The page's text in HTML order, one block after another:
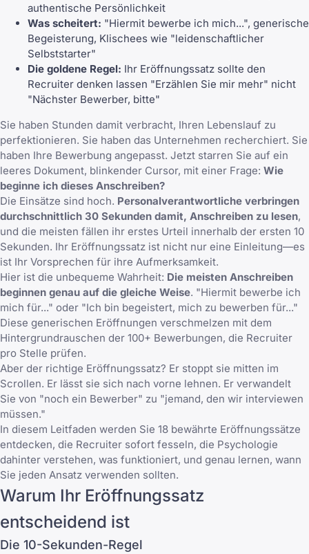
authentische Persönlichkeit
Was scheitert: "Hiermit bewerbe ich mich...", generische
Begeisterung, Klischees wie "leidenschaftlicher
Selbststarter"
Die goldene Regel: Ihr Eröffnungssatz sollte den
Recruiter denken lassen "Erzählen Sie mir mehr" nicht
"Nächster Bewerber, bitte"
Sie haben Stunden damit verbracht, Ihren Lebenslauf zu
perfektionieren. Sie haben das Unternehmen recherchiert. Sie
haben Ihre Bewerbung angepasst. Jetzt starren Sie auf ein
leeres Dokument, blinkender Cursor, mit einer Frage: Wie
beginne ich dieses Anschreiben?
Die Einsätze sind hoch. Personalverantwortliche verbringen
durchschnittlich 30 Sekunden damit, Anschreiben zu lesen,
und die meisten fällen ihr erstes Urteil innerhalb der ersten 10
Sekunden. Ihr Eröffnungssatz ist nicht nur eine Einleitung—es
ist Ihr Vorsprechen für ihre Aufmerksamkeit.
Hier ist die unbequeme Wahrheit: Die meisten Anschreiben
beginnen genau auf die gleiche Weise. "Hiermit bewerbe ich
mich für..." oder "Ich bin begeistert, mich zu bewerben für..."
Diese generischen Eröffnungen verschmelzen mit dem
Hintergrundrauschen der 100+ Bewerbungen, die Recruiter
pro Stelle prüfen.
Aber der richtige Eröffnungssatz? Er stoppt sie mitten im
Scrollen. Er lässt sie sich nach vorne lehnen. Er verwandelt
Sie von "noch ein Bewerber" zu "jemand, den wir interviewen
müssen."
In diesem Leitfaden werden Sie 18 bewährte Eröffnungssätze
entdecken, die Recruiter sofort fesseln, die Psychologie
dahinter verstehen, was funktioniert, und genau lernen, wann
Sie jeden Ansatz verwenden sollten.
Warum Ihr Eröffnungssatz
entscheidend ist
Die 10-Sekunden-Regel